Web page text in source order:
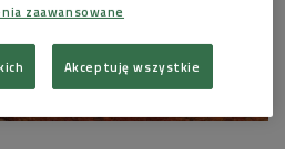
zaawansowane
Akceptuję wszystkie